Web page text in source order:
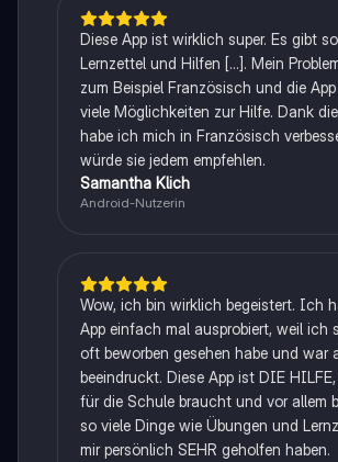
Diese App ist wirklich super. Es gibt
Lernzettel und Hilfen [...]. Mein
zum Beispiel Französisch und die
viele Möglichkeiten zur Hilfe. Dank
habe ich mich in Französisch
würde sie jedem empfehlen.
Samantha Klich
Android-Nutzerin
Wow, ich bin wirklich begeistert. Ich
App einfach mal ausprobiert, weil ich
oft beworben gesehen habe und war
beeindruckt. Diese App ist DIE
für die Schule braucht und vor allem
so viele Dinge wie Übungen und
mir persönlich SEHR geholfen haben.